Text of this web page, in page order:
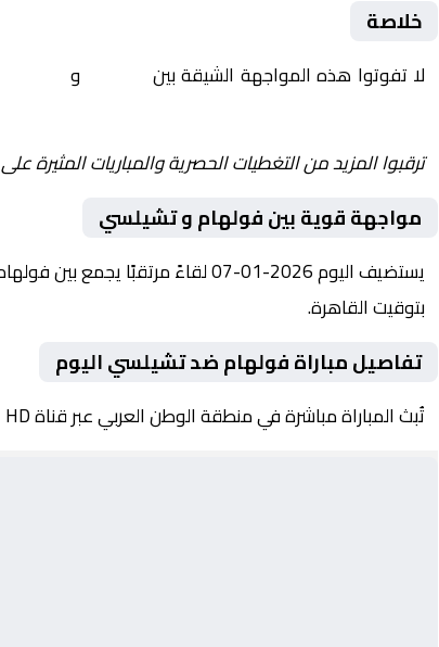
خلاصة
لا تفوتوا هذه المواجهة الشيقة بين و
ترقبوا المزيد من التغطيات الحصرية والمباريات المثيرة
مواجهة قوية بين فولهام و تشيلسي
بتوقيت القاهرة.
تفاصيل مباراة فولهام ضد تشيلسي اليوم
تُبث المباراة مباشرة في منطقة الوطن العربي عبر قناة beIN Sports 3 HD، حيث يتم نقل أحداث اللقاء كاملة مع تعليق صوتي مميز.